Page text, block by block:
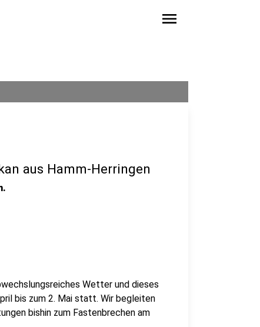
menu
aus Hamm-Herringen
Wetter und dieses
bis zum 2. Mai statt. Wir begleiten
bishin zum Fastenbrechen am